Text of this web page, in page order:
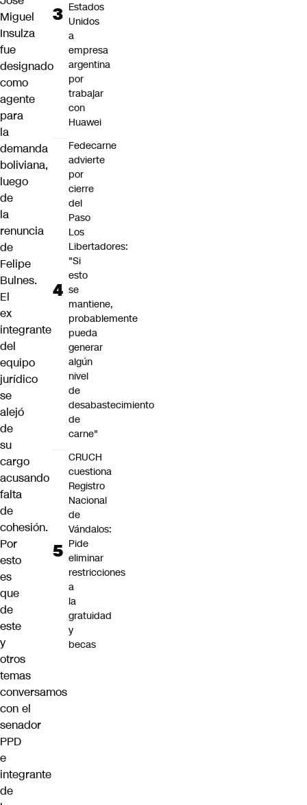
Miguel
Insulza
fue
designado
como
agente
para
la
demanda
boliviana,
luego
de
la
renuncia
de
Felipe
Bulnes.
El
ex
integrante
del
equipo
jurídico
se
alejó
de
su
cargo
acusando
falta
de
cohesión.
Por
esto
es
que
de
este
y
otros
temas
conversamos
con el
senador
PPD
e
integrante
de
Estados
Unidos
a
empresa
argentina
por
trabajar
con
Huawei
Fedecarne
advierte
por
cierre
del
Paso
Los
Libertadores:
"Si
esto
se
mantiene,
probablemente
pueda
generar
algún
nivel
de
desabastecimiento
de
carne"
CRUCH
cuestiona
Registro
Nacional
de
Vándalos:
Pide
eliminar
restricciones
a
la
gratuidad
y
becas